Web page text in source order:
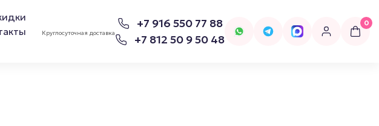
Круглосуточная доставка
+7 916 550 77 88
+7 812 50 9 50 48
0